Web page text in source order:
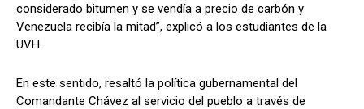
considerado bitumen y se vendía a precio de carbón y
Venezuela recibía la mitad”, explicó a los estudiantes de la
UVH.
En este sentido, resaltó la política gubernamental del
Comandante Chávez al servicio del pueblo a través de